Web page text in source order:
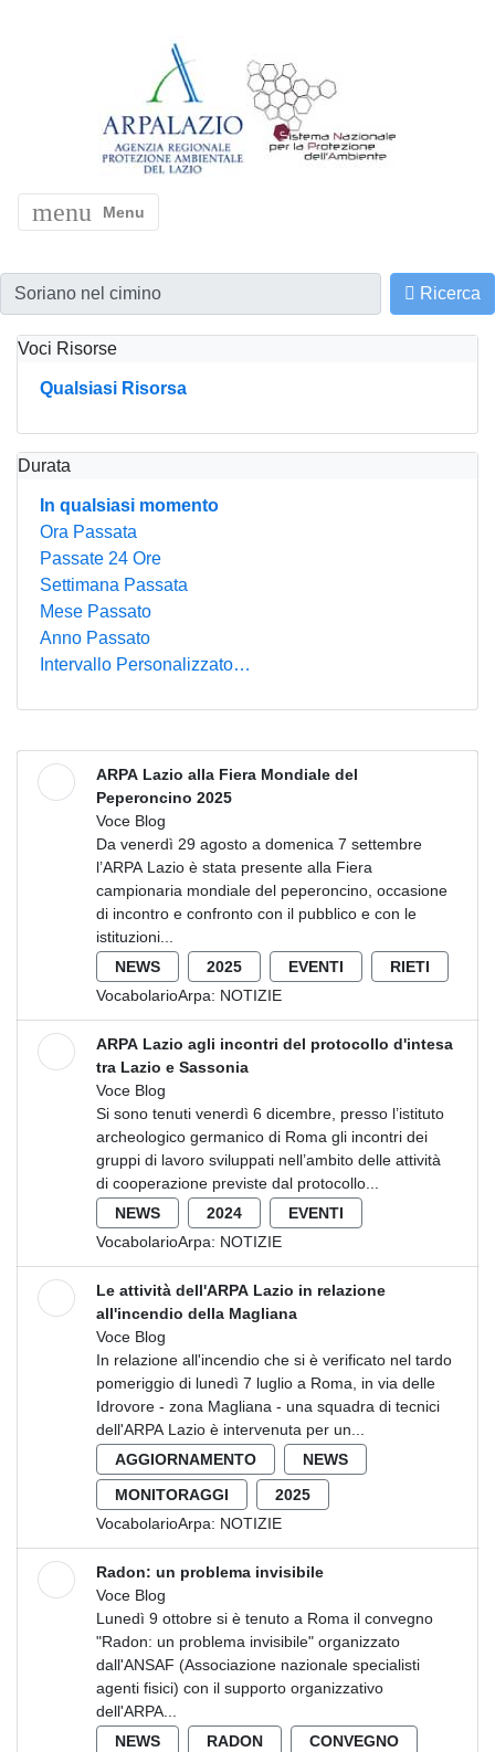
menu Menu
Ricerca
Voci Risorse
Qualsiasi Risorsa
Durata
In qualsiasi momento
Ora Passata
Passate 24 Ore
Settimana Passata
Mese Passato
Anno Passato
Intervallo Personalizzato…
ARPA Lazio alla Fiera Mondiale del
Peperoncino 2025
Voce Blog
Da venerdì 29 agosto a domenica 7 settembre
l’ARPA Lazio è stata presente alla Fiera
campionaria mondiale del peperoncino, occasione
di incontro e confronto con il pubblico e con le
istituzioni...
NEWS
2025 EVENTI
RIETI
VocabolarioArpa: NOTIZIE
ARPA Lazio agli incontri del protocollo d'intesa
tra Lazio e Sassonia
Voce Blog
Si sono tenuti venerdì 6 dicembre, presso l’istituto
archeologico germanico di Roma gli incontri dei
gruppi di lavoro sviluppati nell’ambito delle attività
di cooperazione previste dal protocollo...
NEWS
2024
EVENTI
VocabolarioArpa: NOTIZIE
Le attività dell'ARPA Lazio in relazione
all'incendio della Magliana
Voce Blog
In relazione all'incendio che si è verificato nel tardo
pomeriggio di lunedì 7 luglio a Roma, in via delle
Idrovore - zona Magliana - una squadra di tecnici
dell'ARPA Lazio è intervenuta per un...
AGGIORNAMENTO
NEWS
MONITORAGGI
2025
VocabolarioArpa: NOTIZIE
Radon: un problema invisibile
Voce Blog
Lunedì 9 ottobre si è tenuto a Roma il convegno
"Radon: un problema invisibile" organizzato
dall'ANSAF (Associazione nazionale specialisti
agenti fisici) con il supporto organizzativo
dell'ARPA...
NEWS
RADON
CONVEGNO